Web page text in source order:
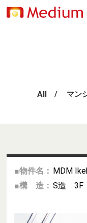
All マン
■物件名： MDM
■構 造： S造 3F